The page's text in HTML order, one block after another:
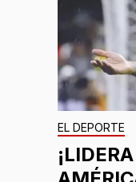
EL DEPORTE